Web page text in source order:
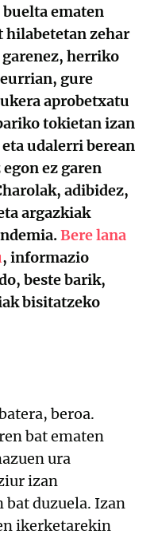
ematen
hilabetetan zehar
herriko
gure
aprobetxatu
tokietan izan
udalerri berean
ez garen
adibidez,
argazkiak
Bere lana
, informazio
beste barik,
bisitatzeko
beroa.
bat ematen
ura
izan
duzuela. Izan
ikerketarekin